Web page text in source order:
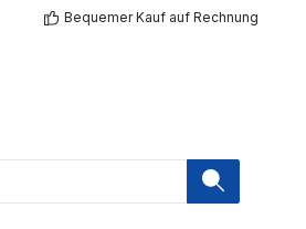
Bequemer Kauf auf Rechnung